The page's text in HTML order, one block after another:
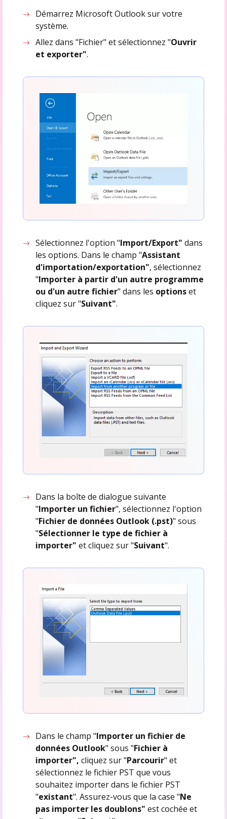
Démarrez Microsoft Outlook sur votre
système.
Allez dans "Fichier" et sélectionnez "Ouvrir
et exporter".
Sélectionnez l'option "Import/Export"dans
les options. Dans le champ "Assistant
d'importation/exportation", sélectionnez
"Importer à partir d'un autre programme
ou d'un autre fichier" dans les optionset
cliquez sur "Suivant".
Dans la boîte de dialogue suivante
"Importer un fichier", sélectionnez l'option
"Fichier de données Outlook (.pst)" sous
"Sélectionner le type de fichier à
importer"et cliquez sur "Suivant".
Dans le champ "Importer un fichier de
données Outlook" sous "Fichier à
importer",cliquez sur "Parcourir" et
sélectionnez le fichier PST que vous
souhaitez importer dans le fichier PST
"existant". Assurez-vous que la case "Ne
pas importer les doublons"est cochée et